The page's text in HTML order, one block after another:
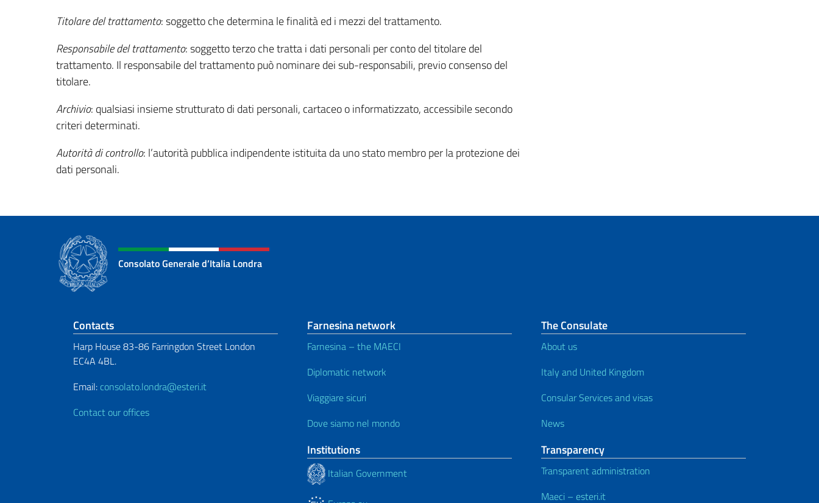
Titolare del trattamento: soggetto che determina le finalità ed i mezzi del trattamento.
Responsabile del trattamento: soggetto terzo che tratta i dati personali per conto del titolare del
trattamento. Il responsabile del trattamento può nominare dei sub-responsabili, previo consenso del
titolare.
Archivio: qualsiasi insieme strutturato di dati personali, cartaceo o informatizzato, accessibile secondo
criteri determinati.
Autorità di controllo: l’autorità pubblica indipendente istituita da uno stato membro per la protezione dei
dati personali.
Consolato Generale d’Italia Londra
Footer section
Contacts
Harp House 83-86 Farringdon Street London
EC4A 4BL.
Email: consolato.londra@esteri.it
Contact our offices
Farnesina network
Farnesina – the MAECI
Diplomatic network
Viaggiare sicuri
Dove siamo nel mondo
Institutions
Italian Government
The Consulate
About us
Italy and United Kingdom
Consular Services and visas
News
Transparency
Transparent administration
Maeci – esteri.it